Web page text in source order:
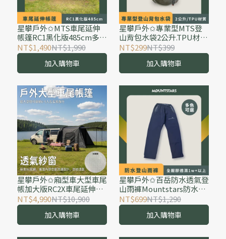
星攀戶外✩MTS車尾延伸
帳篷RC1黑化版485cm多人
大空間車尾帳/開車野露
485x240車露旅遊-露營燒
烤-汽車延伸帳
NT$1,490NT$1,990
加入購物車
星攀戶外✩專業型MTS登
山背包水袋2公升.TPU材
質/水管可快拆2000cc(戶
外越野跑登山水袋)結實.耐
用.漏水保固
NT$299NT$399
加入購物車
星攀戶外✩廂型車大型車尾
帳加大版RC2X車尾延伸帳
雙桿500cm大空間(湯Ace
適用)野營開車野露帳/自立
車尾天幕
NT$4,990NT$10,900
加入購物車
星攀戶外✩百岳防水透氣登
山雨褲Mountstars防水雨
褲GTX等級防水衝鋒褲/高
山健行外層雨褲全壓膠透
濕1w+以上
NT$699NT$1,290
加入購物車